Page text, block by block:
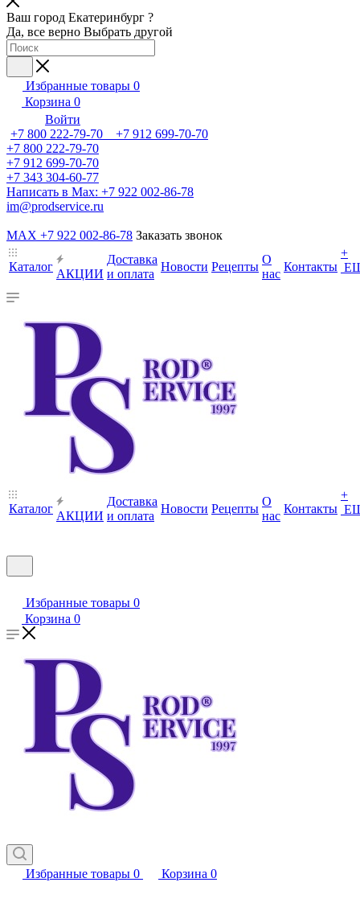
Ваш город Екатеринбург ?
Да, все верно Выбрать другой
Избранные товары 0
Корзина 0
Войти
+7 800 222-79-70 +7 912 699-70-70
+7 800 222-79-70
+7 912 699-70-70
+7 343 304-60-77
Написать в Max: +7 922 002-86-78
im@prodservice.ru
MAX +7 922 002-86-78 Заказать звонок
Каталог
АКЦИИ
Доставка
и оплата
Новости Рецепты
О
нас
Контакты
+
Каталог
АКЦИИ
Доставка
и оплата
Новости Рецепты
О
нас
Контакты
+
Избранные товары 0
Корзина 0
Избранные товары 0 Корзина 0